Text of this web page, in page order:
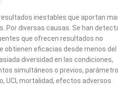
inestables que aportan
Por diversas causas. Se han
que ofrecen resultados no
obtienen eficacias desde menos del
diversidad en las condiciones,
simultáneos o previos,
UCI, mortalidad, efectos adversos